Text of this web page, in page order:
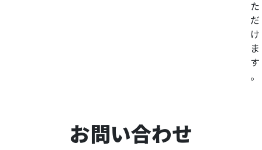
た
だ
け
ま
す
。
お問い合わせ